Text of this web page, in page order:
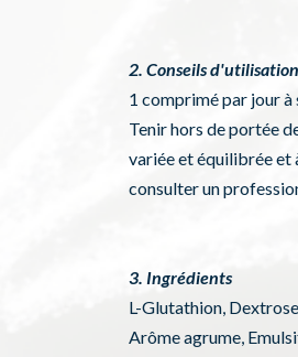
2. Conseils d'utilisation
1 comprimé par jour à
Tenir hors de portée
variée et équilibrée et
consulter un
3. Ingrédients
L-Glutathion,
Arôme agrume,